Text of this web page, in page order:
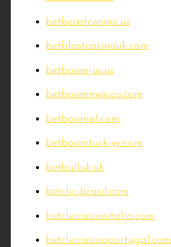
betbeastcasino.us
betblastcasinouk.com
betboom-us.us
betboommexico.com
betboompl.com
betboomturkiye.com
betbulluk.uk
betclic-brasil.com
betcliccasinoitalia.com
betcliccasinoportugal.com